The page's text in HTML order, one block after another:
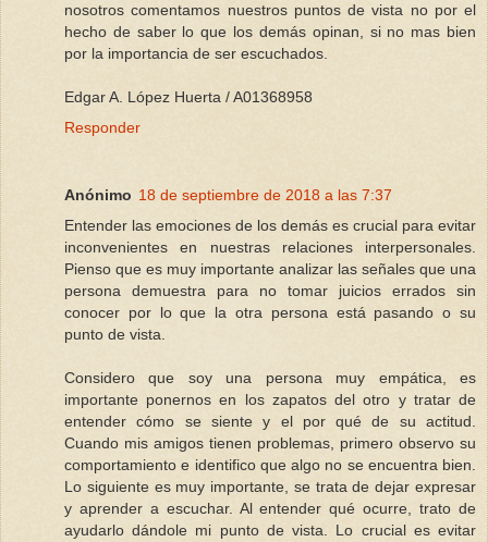
nosotros comentamos nuestros puntos de vista no por el
hecho de saber lo que los demás opinan, si no mas bien
por la importancia de ser escuchados.
Edgar A. López Huerta / A01368958
Responder
Anónimo 18 de septiembre de 2018 a las 7:37
Entender las emociones de los demás es crucial para evitar
inconvenientes en nuestras relaciones interpersonales.
Pienso que es muy importante analizar las señales que una
persona demuestra para no tomar juicios errados sin
conocer por lo que la otra persona está pasando o su
punto de vista.
Considero que soy una persona muy empática, es
importante ponernos en los zapatos del otro y tratar de
entender cómo se siente y el por qué de su actitud.
Cuando mis amigos tienen problemas, primero observo su
comportamiento e identifico que algo no se encuentra bien.
Lo siguiente es muy importante, se trata de dejar expresar
y aprender a escuchar. Al entender qué ocurre, trato de
ayudarlo dándole mi punto de vista. Lo crucial es evitar